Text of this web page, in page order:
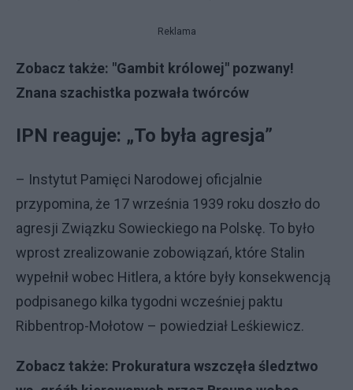
Reklama
Zobacz także: "Gambit królowej" pozwany!
Znana szachistka pozwała twórców
IPN reaguje: „To była agresja”
– Instytut Pamięci Narodowej oficjalnie
przypomina, że 17 września 1939 roku doszło do
agresji Związku Sowieckiego na Polskę. To było
wprost zrealizowanie zobowiązań, które Stalin
wypełnił wobec Hitlera, a które były konsekwencją
podpisanego kilka tygodni wcześniej paktu
Ribbentrop-Mołotow – powiedział Leśkiewicz.
Zobacz także: Prokuratura wszczęła śledztwo